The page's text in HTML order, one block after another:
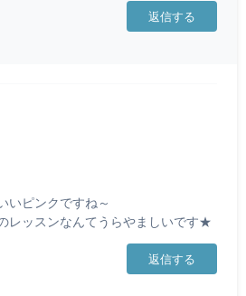
返信する
いピンクですね～
レッスンなんてうらやましいです★
返信する